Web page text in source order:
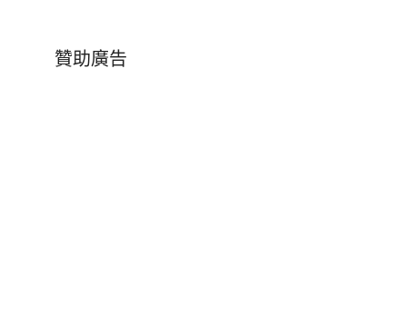
贊助廣告